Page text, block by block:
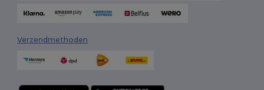
Verzendmethoden